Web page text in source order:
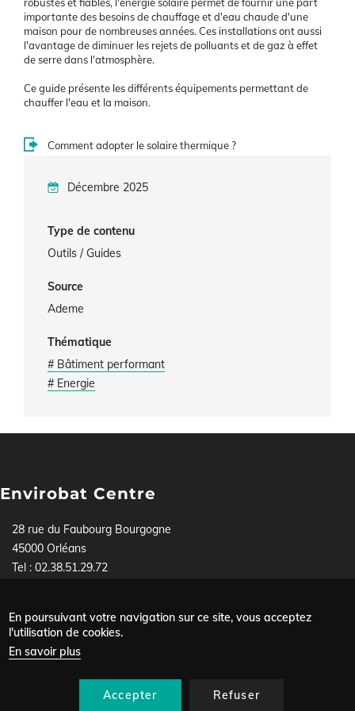
importante des besoins de chauffage et d'eau chaude d'une
maison pour de nombreuses années. Ces installations ont aussi
l'avantage de diminuer les rejets de polluants et de gaz à effet
de serre dans l'atmosphère.
Ce guide présente les différents équipements permettant de
chauffer l'eau et la maison.
Comment adopter le solaire thermique ?
Décembre 2025
Type de contenu
Outils / Guides
Source
Ademe
Thématique
# Bâtiment performant
# Energie
Envirobat Centre
28 rue du Faubourg Bourgogne
45000 Orléans
Tel : 02.38.51.29.72
Menu
Mentions légales
En poursuivant votre navigation sur ce site, vous acceptez
l'utilisation de cookies.
En savoir plus
Accepter Refuser